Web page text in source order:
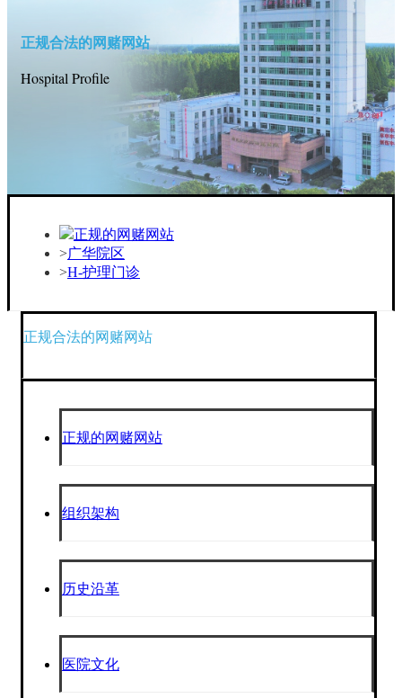
正规合法的网赌网站
Hospital Profile
正规的网赌网站
广华院区
H-护理门诊
正规合法的网赌网站
正规的网赌网站
组织架构
历史沿革
医院文化